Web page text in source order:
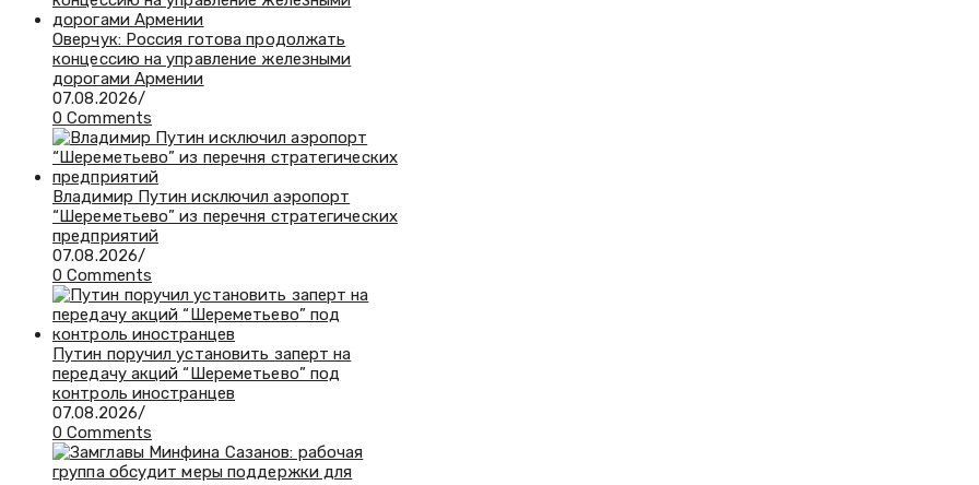
Оверчук: Россия готова продолжать
концессию на управление железными
дорогами Армении
07.08.2026/
0 Comments
Владимир Путин исключил аэропорт
“Шереметьево” из перечня стратегических
предприятий
07.08.2026/
0 Comments
Путин поручил установить заперт на
передачу акций “Шереметьево” под
контроль иностранцев
07.08.2026/
0 Comments